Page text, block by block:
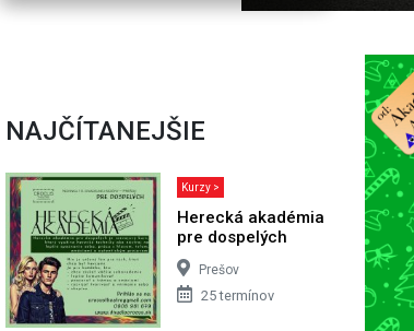
NAJČÍTANEJŠIE
Kurzy >
Herecká akadémia
pre dospelých
Prešov
25 termínov